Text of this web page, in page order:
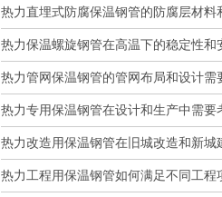
热力直埋式防腐保温钢管的防腐层材料
热力保温螺旋钢管在高温下的稳定性和
热力管网保温钢管的管网布局和设计需
热力专用保温钢管在设计和生产中需要
热力改造用保温钢管在旧城改造和新城
热力工程用保温钢管如何满足不同工程